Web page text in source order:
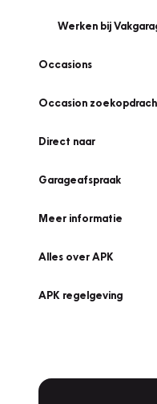
Werken bij
Occasions
Occasion
Direct naar
Garageafspraak
Meer informatie
Alles over APK
APK regelgeving